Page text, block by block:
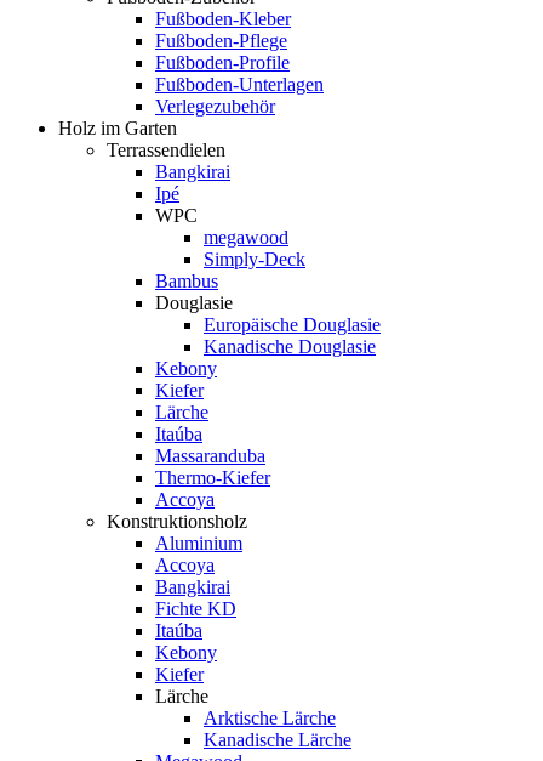
Fußboden-Kleber
Fußboden-Pflege
Fußboden-Profile
Fußboden-Unterlagen
Verlegezubehör
Holz im Garten
Terrassendielen
Bangkirai
Ipé
WPC
megawood
Simply-Deck
Bambus
Douglasie
Europäische Douglasie
Kanadische Douglasie
Kebony
Kiefer
Lärche
Itaúba
Massaranduba
Thermo-Kiefer
Accoya
Konstruktionsholz
Aluminium
Accoya
Bangkirai
Fichte KD
Itaúba
Kebony
Kiefer
Lärche
Arktische Lärche
Kanadische Lärche